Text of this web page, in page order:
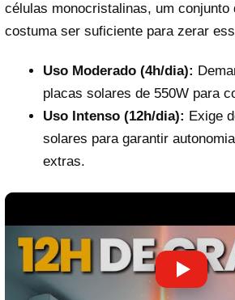
células monocristalinas, um conjunto
costuma ser suficiente para zerar
Uso Moderado (4h/dia):
placas solares de 550W para
Uso Intenso (12h/dia): Exige
solares para garantir
extras.